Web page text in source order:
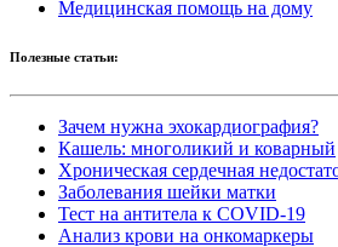
Медицинская помощь на дому
Полезные статьи:
Зачем нужна эхокардиография?
Кашель: многоликий и коварный
Хроническая сердечная
Заболевания шейки матки
Тест на антитела к COVID-19
Анализ крови на онкомаркеры